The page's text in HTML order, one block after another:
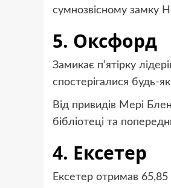
сумнозвісному замку
5. Оксфорд
Замикає п’ятірку
спостерігалися будь-
Від привидів Мері
бібліотеці та
4. Ексетер
Ексетер отримав 65,85